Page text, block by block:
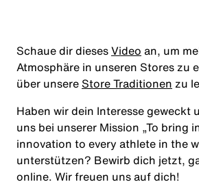
Schaue dir diesesVideo an, um
Atmosphäre in unseren Stores zu
über unsereStore Traditionen zu
Haben wir dein Interesse geweckt
uns bei unserer Mission „To bring
innovation to every athlete in the
unterstützen? Bewirb dich jetzt,
online. Wir freuen uns auf dich!